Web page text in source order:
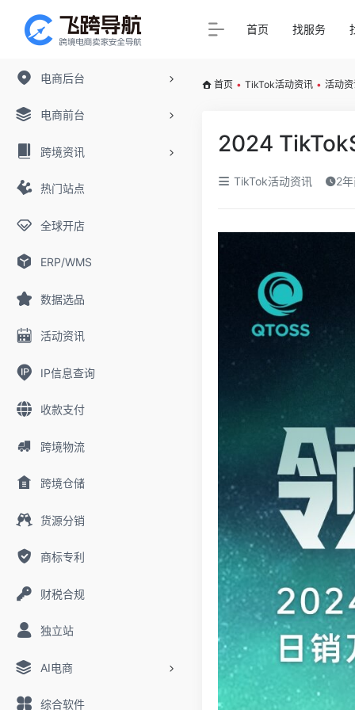
电商后台
电商前台
跨境资讯
热门站点
全球开店
ERP/WMS
数据选品
活动资讯
IP信息查询
收款支付
跨境物流
跨境仓储
货源分销
商标专利
财税合规
独立站
AI电商
综合软件
首页 找服务
首页 • TikTok活动资讯 • 活动
2024
TikTok活动资讯 2